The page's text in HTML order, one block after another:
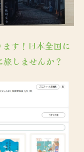
す！日本全国に
しませんか？